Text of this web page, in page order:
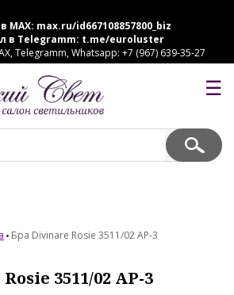
MAX: max.ru/id667108857800_biz
в Telegramm: t.me/euroluster
Telegramm, Whatsapp: +7 (967) 639-35-27
☰
Бра Divinare Rosie 3511/02 AP-3
3511/02 AP-3